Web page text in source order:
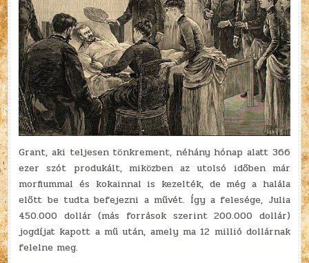
Grant, aki teljesen tönkrement, néhány hónap alatt 366
ezer szót produkált, miközben az utolsó időben már
morfiummal és kokainnal is kezelték, de még a halála
előtt be tudta befejezni a művét. Így a felesége, Julia
450.000 dollár (más források szerint 200.000 dollár)
jogdíjat kapott a mű után, amely ma 12 millió dollárnak
felelne meg.